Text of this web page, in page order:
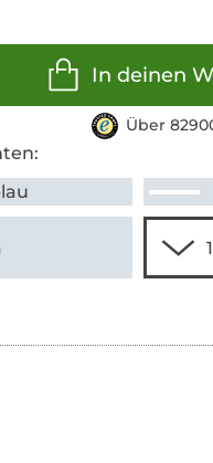
In deinen
Über